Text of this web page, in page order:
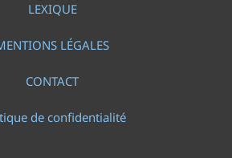
LEXIQUE
LÉGALES
CONTACT
de confidentialité